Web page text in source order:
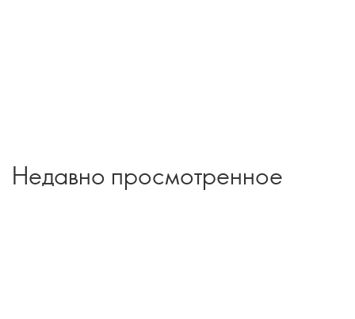
Недавно просмотренное